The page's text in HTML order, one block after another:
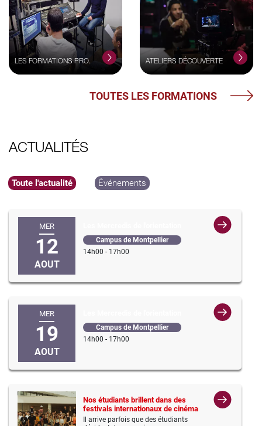
LES FORMATIONS PRO. ATELIERS DÉCOUVERTE
TOUTES LES FORMATIONS
ACTUALITÉS
Toute l'actualité Événements
MER
12
AOUT
Campus de Montpellier
14h00 - 17h00
MER
19
AOUT
Campus de Montpellier
14h00 - 17h00
Nos étudiants brillent dans des
festivals internationaux de cinéma
Il arrive parfois que des étudiants